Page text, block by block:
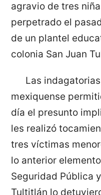
agravio de tres
perpetrado el
de un plantel
colonia San Juan
Las
mexiquense
día el presunto
les realizó
tres víctimas
lo anterior
Seguridad Pública
Tultitlán lo